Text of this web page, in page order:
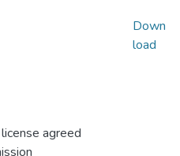
agreed
Down
load